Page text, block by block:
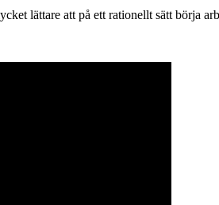
lättare att på ett rationellt sätt börja